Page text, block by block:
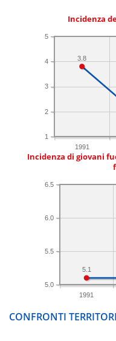
Incidenza
1991
1
2
3
4
5
3.8
Incidenza di giovani
1991
5.0
5.5
6.0
6.5
5.1
CONFRONTI